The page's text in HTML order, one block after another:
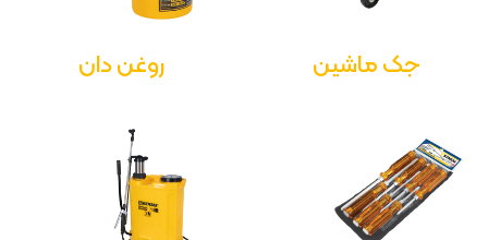
جک ماشین روغن دان